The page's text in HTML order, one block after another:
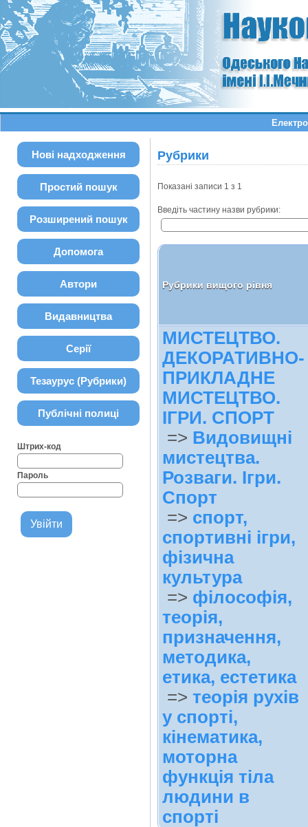
Нові надходження
Простий пошук
Розширений пошук
Допомога
Автори
Видавництва
Серії
Тезаурус (Рубрики)
Публічні полиці
Штрих-код
Пароль
Рубрики
Показані записи 1 з 1
Введіть частину назви рубрики:
Рубрики вищого рівня
МИСТЕЦТВО.
ДЕКОРАТИВНО-
ПРИКЛАДНЕ
МИСТЕЦТВО.
ІГРИ. СПОРТ
=> Видовищні
мистецтва.
Розваги. Ігри.
Спорт
=> спорт,
спортивні ігри,
фізична
культура
=> філософія,
теорія,
призначення,
методика,
етика, естетика
=> теорія рухів
у спорті,
кінематика,
моторна
функція тіла
людини в
спорті